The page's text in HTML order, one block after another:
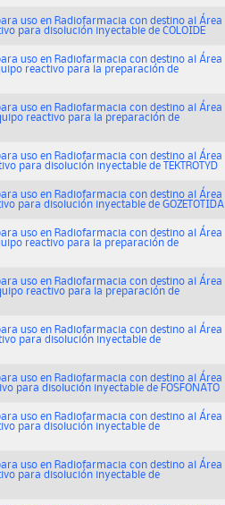
uso en Radiofarmacia con destino al Área
para disolución inyectable de COLOIDE
uso en Radiofarmacia con destino al Área
reactivo para la preparación de
uso en Radiofarmacia con destino al Área
reactivo para la preparación de
uso en Radiofarmacia con destino al Área
para disolución inyectable de TEKTROTYD
uso en Radiofarmacia con destino al Área
para disolución inyectable de GOZETOTIDA
uso en Radiofarmacia con destino al Área
reactivo para la preparación de
uso en Radiofarmacia con destino al Área
reactivo para la preparación de
uso en Radiofarmacia con destino al Área
para disolución inyectable de
uso en Radiofarmacia con destino al Área
para disolución inyectable de FOSFONATO
uso en Radiofarmacia con destino al Área
para disolución inyectable de
uso en Radiofarmacia con destino al Área
para disolución inyectable de